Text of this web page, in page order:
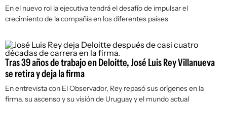
En el nuevo rol la ejecutiva tendrá el desafío de impulsar el
crecimiento de la compañía en los diferentes países
Tras 39 años de trabajo en Deloitte, José Luis Rey Villanueva
se retira y deja la firma
En entrevista con El Observador, Rey repasó sus orígenes en la
firma, su ascenso y su visión de Uruguay y el mundo actual